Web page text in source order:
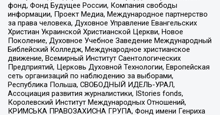
фонд, Фонд Будущее России, Компания свободы
информации, Проект Медиа, Международное партнерство
за права человека, Духовное Управление Евангельских
Христиан Украинской Христианской Церкви, Новое
Поколение, Духовное Учебное Заведение Международный
Библейский Колледж, Международное христианское
движение, Всемирный Институт Саентологических
Предприятий, Церковь Духовной Технологии, Европейская
сеть организаций по наблюдению за выборами,
Республика Польша, СВОБОДНЫЙ ИДЕЛЬ-УРАЛ,
Ассоциация развития журналистики, IStories fonds,
Королевский Институт Международных Отношений,
КРИМСЬКА ПРАВОЗАХИСНА ГРУПА, Фонд имени Генриха